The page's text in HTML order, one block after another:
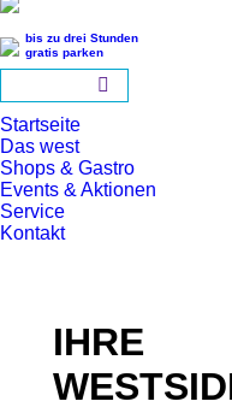
bis zu drei Stunden
gratis parken
Startseite
Das west
Shops & Gastro
Events & Aktionen
Service
Kontakt
IHRE